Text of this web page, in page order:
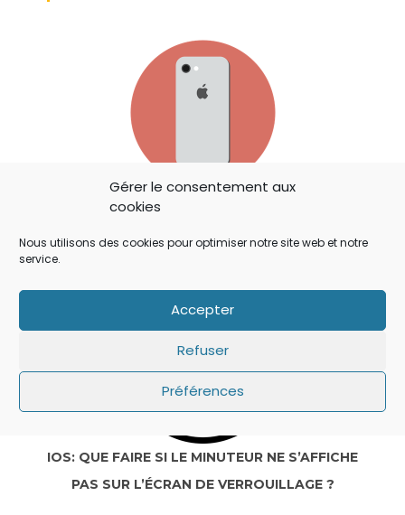
Gérer le consentement aux
cookies
Nous utilisons des cookies pour optimiser notre site web et notre
service.
Accepter
Refuser
Préférences
IOS 14: APPLE A AJOUTÉ UN BOUTON
IOS: QUE FAIRE SI LE MINUTEUR NE S’AFFICHE
PAS SUR L’ÉCRAN DE VERROUILLAGE ?